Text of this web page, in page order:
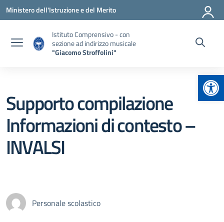
Vai ai contenuti
Vai al menu di navigazione
Vai al footer
Ministero dell'Istruzione e del Merito
Istituto Comprensivo - con
sezione ad indirizzo musicale
"Giacomo Stroffolini"
Supporto compilazione
Informazioni di contesto –
INVALSI
Personale scolastico